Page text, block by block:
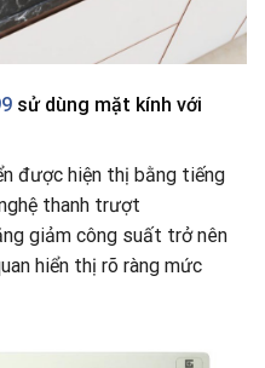
sử dùng mặt kính với
được hiện thị bằng tiếng
thanh trượt
giảm công suất trở nên
hiển thị rõ ràng mức